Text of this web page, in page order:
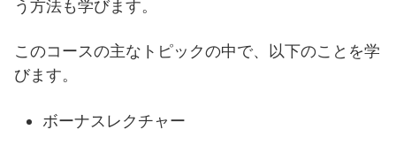
う方法も学びます。
このコースの主なトピックの中で、以下のことを学
びます。
ボーナスレクチャー